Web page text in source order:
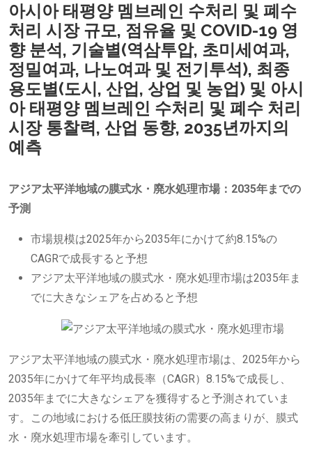
아시아 태평양 멤브레인 수처리 및 폐수
처리 시장 규모, 점유율 및 COVID-19 영
향 분석, 기술별(역삼투압, 초미세여과,
정밀여과, 나노여과 및 전기투석), 최종
용도별(도시, 산업, 상업 및 농업) 및 아시
아 태평양 멤브레인 수처리 및 폐수 처리
시장 통찰력, 산업 동향, 2035년까지의
예측
アジア太平洋地域の膜式水・廃水処理市場：2035年までの
予測
市場規模は2025年から2035年にかけて約8.15%の
CAGRで成長すると予想
アジア太平洋地域の膜式水・廃水処理市場は2035年ま
でに大きなシェアを占めると予想
アジア太平洋地域の膜式水・廃水処理市場は、2025年から
2035年にかけて年平均成長率（CAGR）8.15%で成長し、
2035年までに大きなシェアを獲得すると予測されていま
す。この地域における低圧膜技術の需要の高まりが、膜式
水・廃水処理市場を牽引しています。